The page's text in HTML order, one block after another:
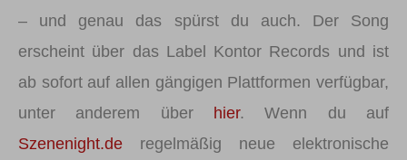
– und genau das spürst du auch. Der Song
erscheint über das Label Kontor Records und ist
ab sofort auf allen gängigen Plattformen verfügbar,
unter anderem über hier. Wenn du auf
Szenenight.de regelmäßig neue elektronische